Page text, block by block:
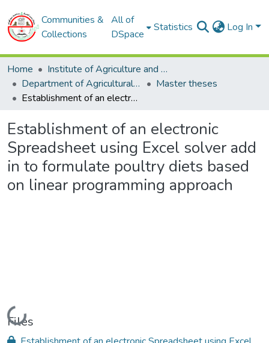
Communities &
Collections
All of
DSpace
Statistics Log In
Home
Institute of Agriculture and Veterinary Sciences
Department of Agricultural Sciences
Master theses
Establishment of an electronic Spreadsheet using Excel solver add in to formulate poultry diets based on linear programming approach
Establishment of an electronic
Spreadsheet using Excel solver add
in to formulate poultry diets based
on linear programming approach
Loading...
Files